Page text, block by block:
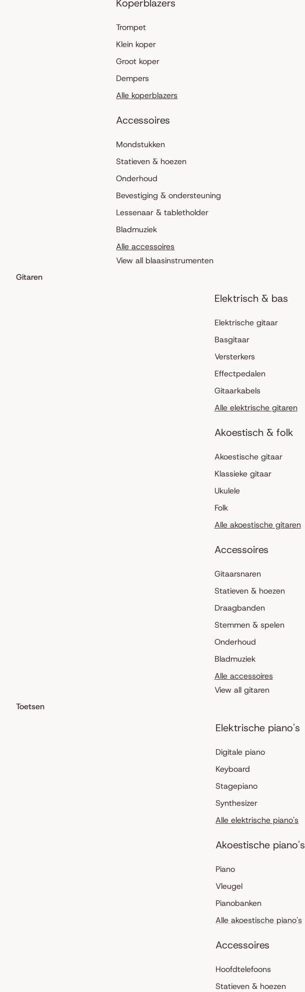
Koperblazers
Trompet
Klein koper
Groot koper
Dempers
Alle koperblazers
Accessoires
Mondstukken
Statieven & hoezen
Onderhoud
Bevestiging & ondersteuning
Lessenaar & tabletholder
Bladmuziek
Alle accessoires
View all blaasinstrumenten
Gitaren
Elektrisch & bas
Elektrische gitaar
Basgitaar
Versterkers
Effectpedalen
Gitaarkabels
Alle elektrische gitaren
Akoestisch & folk
Akoestische gitaar
Klassieke gitaar
Ukulele
Folk
Alle akoestische gitaren
Accessoires
Gitaarsnaren
Statieven & hoezen
Draagbanden
Stemmen & spelen
Onderhoud
Bladmuziek
Alle accessoires
View all gitaren
Toetsen
Elektrische piano's
Digitale piano
Keyboard
Stagepiano
Synthesizer
Alle elektrische piano's
Akoestische piano's
Piano
Vleugel
Pianobanken
Alle akoestische piano's
Accessoires
Hoofdtelefoons
Statieven & hoezen